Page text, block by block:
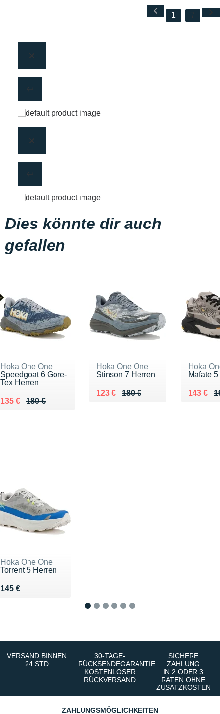
1 7
Dies könnte dir auch
gefallen
Hoka One One
Speedgoat 6 Gore-
Tex Herren
180 €
Au lieu de 180 €
135 €
Vendu 135 €
Hoka One One
Stinson 7 Herren
180 €
Au lieu de 180 €
123 €
Vendu 123 €
Hoka
Mafate
Au lieu
143 €
Vendu
Hoka One One
Torrent 5 Herren
145 €
Vendu 145 €
VERSAND BINNEN
24 STD
30-TAGE-
RÜCKSENDEGARANTIE
KOSTENLOSER
RÜCKVERSAND
SICHERE
ZAHLUNG
IN 2 ODER 3
RATEN OHNE
ZUSATZKOSTEN
ZAHLUNGSMÖGLICHKEITEN